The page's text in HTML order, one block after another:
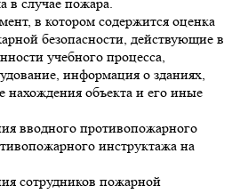
в случае пожара.
в котором содержится оценка
безопасности, действующие в
учебного процесса,
информация о зданиях,
нахождения объекта и его иные
вводного противопожарного
инструктажа на
сотрудников пожарной